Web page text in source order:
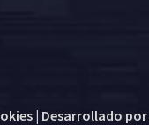
| Desarrollado por